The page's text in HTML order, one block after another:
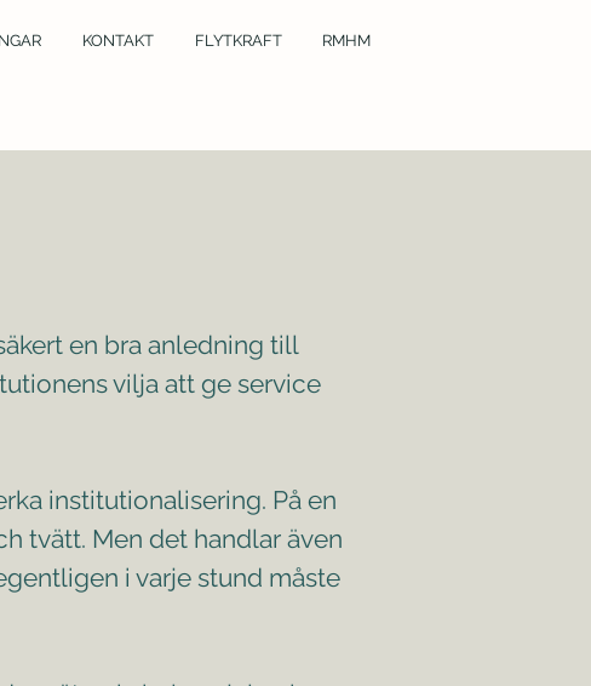
KONTAKT FLYTKRAFT RMHM
en bra anledning till
vilja att ge service
institutionalisering. På en
tvätt. Men det handlar även
i varje stund måste